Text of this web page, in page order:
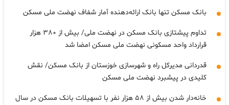
بانک مسکن تنها بانک ارائه‌دهنده آمار شفاف نهضت ملی مسکن
تداوم پیشتازی بانک مسکن در نهضت ملی/ بیش از ۳۸۰ هزار
قرارداد واحد مسکونی نهضت ملی مسکن امضا شد
قدردانی مدیرکل راه و شهرسازی خوزستان از بانک مسکن/ نقش
کلیدی در پیشبرد نهضت ملی مسکن
خانه‌دار شدن بیش از ۵۸ هزار نفر با تسهیلات بانک مسکن در سال